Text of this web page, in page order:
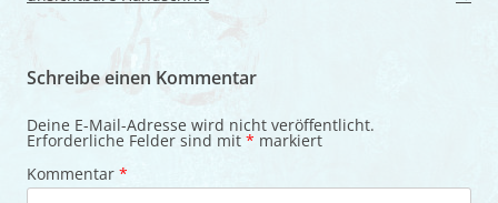
Schreibe einen Kommentar
Deine E-Mail-Adresse wird nicht veröffentlicht.
Erforderliche Felder sind mit * markiert
Kommentar *